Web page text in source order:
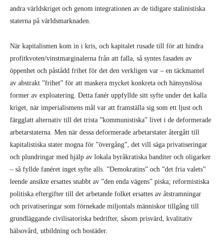
andra världskriget och genom integrationen av de tidigare stalinistiska
staterna på världsmarknaden.
När kapitalismen kom in i kris, och kapitalet rusade till för att hindra
profitkvoten/vinstmarginalerna från att falla, så syntes fasaden av
öppenhet och påstådd frihet för det den verkligen var – en täckmantel
av abstrakt ”frihet” för att maskera mycket konkreta och hänsynslösa
former av exploatering. Detta fanér uppfyllde sitt syfte under det kalla
kriget, när imperialismens mål var att framställa sig som ett ljust och
färgglatt alternativ till det trista ”kommunistiska” livet i de deformerade
arbetarstaterna. Men när dessa deformerade arbetarstater återgått till
kapitalistiska stater mogna för ”övergång”, det vill säga privatiseringar
och plundringar med hjälp av lokala byråkratiska banditer och oligarker
– så fyllde fanéret inget syfte alls. ”Demokratins” och ”det fria valets”
leende ansikte ersattes snabbt av ”den enda vägens” piska; reformistiska
politiska eftergifter till det arbetande folket ersattes av åtstramningar
och privatiseringar som förnekade miljontals människor tillgång till
grundläggande civilisatoriska bedrifter, såsom prisvärd, kvalitativ
hälsovård, utbildning och bostäder.